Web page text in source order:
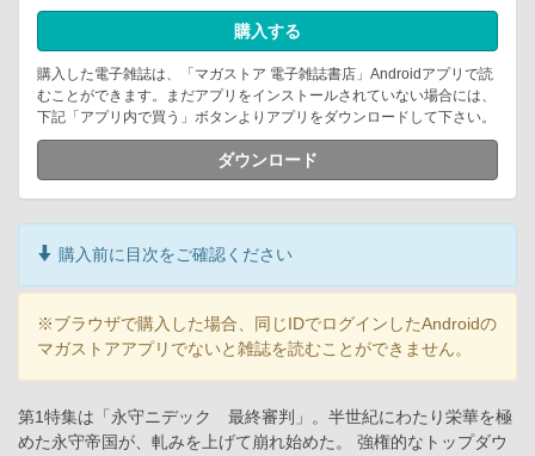
購入する
購入した電子雑誌は、「マガストア 電子雑誌書店」Androidアプリで読
むことができます。まだアプリをインストールされていない場合には、
下記「アプリ内で買う」ボタンよりアプリをダウンロードして下さい。
ダウンロード
購入前に目次をご確認ください
※ブラウザで購入した場合、同じIDでログインしたAndroidの
マガストアアプリでないと雑誌を読むことができません。
第1特集は「永守ニデック 最終審判」。半世紀にわたり栄華を極
めた永守帝国が、軋みを上げて崩れ始めた。 強権的なトップダウ